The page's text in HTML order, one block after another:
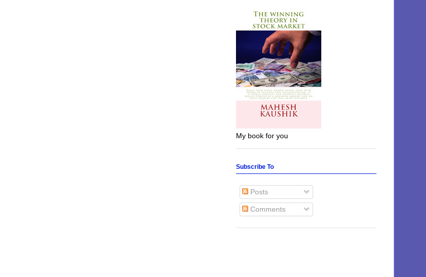
My book for you
Subscribe To
Posts
Comments